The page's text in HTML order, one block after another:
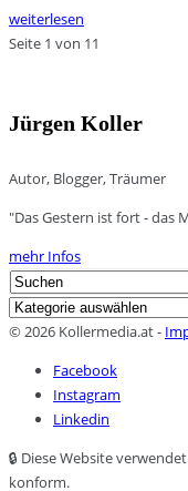
weiterlesen
Seite 1 von 11
Jürgen Koller
Autor, Blogger, Träumer
"Das Gestern ist fort - das
mehr Infos
Search
for:
Kategorien
© 2026 Kollermedia.at -
Facebook
Instagram
Linkedin
🔒 Diese Website
konform.